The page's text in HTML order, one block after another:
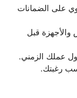
على الضمانات
قبل
عملك الزمني.
رغبتك.